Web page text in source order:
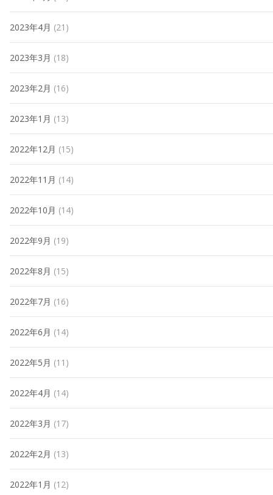
2023年4月 (21)
2023年3月 (18)
2023年2月 (16)
2023年1月 (13)
2022年12月 (15)
2022年11月 (14)
2022年10月 (14)
2022年9月 (19)
2022年8月 (15)
2022年7月 (16)
2022年6月 (14)
2022年5月 (11)
2022年4月 (14)
2022年3月 (17)
2022年2月 (13)
2022年1月 (12)